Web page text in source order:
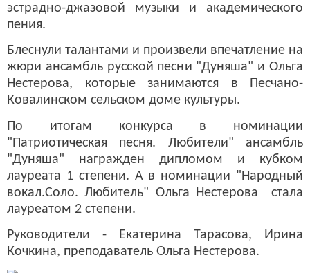
эстрадно-джазовой музыки и академического
пения.
Блеснули талантами и произвели впечатление на
жюри ансамбль русской песни "Дуняша" и Ольга
Нестерова, которые занимаются в Песчано-
Ковалинском сельском доме культуры.
По итогам конкурса в номинации
"Патриотическая песня. Любители" ансамбль
"Дуняша" награжден дипломом и кубком
лауреата 1 степени. А в номинации "Народный
вокал.Соло. Любитель" Ольга Нестерова стала
лауреатом 2 степени.
Руководители - Екатерина Тарасова, Ирина
Кочкина, преподаватель Ольга Нестерова.